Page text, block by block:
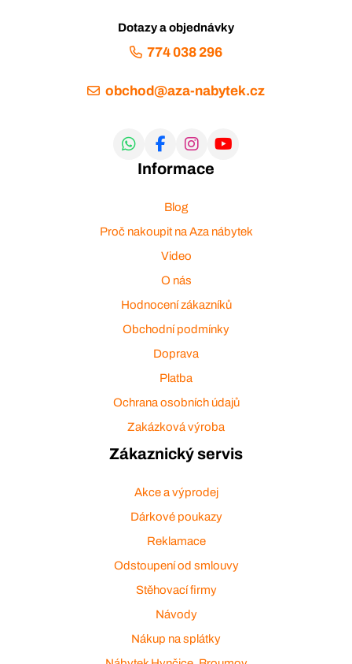
Dotazy a objednávky
774 038 296
obchod@aza-nabytek.cz
Informace
Blog
Proč nakoupit na Aza nábytek
Video
O nás
Hodnocení zákazníků
Obchodní podmínky
Doprava
Platba
Ochrana osobních údajů
Zakázková výroba
Zákaznický servis
Akce a výprodej
Dárkové poukazy
Reklamace
Odstoupení od smlouvy
Stěhovací firmy
Návody
Nákup na splátky